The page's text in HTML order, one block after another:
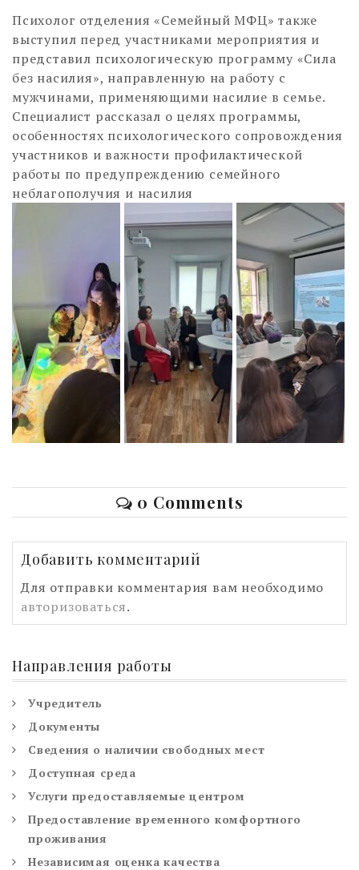
Психолог отделения «Семейный МФЦ» также
выступил перед участниками мероприятия и
представил психологическую программу «Сила
без насилия», направленную на работу с
мужчинами, применяющими насилие в семье.
Специалист рассказал о целях программы,
особенностях психологического сопровождения
участников и важности профилактической
работы по предупреждению семейного
неблагополучия и насилия
0 Comments
Добавить комментарий
Для отправки комментария вам необходимо
авторизоваться.
Направления работы
Учредитель
Документы
Сведения о наличии свободных мест
Доступная среда
Услуги предоставляемые центром
Предоставление временного комфортного
проживания
Независимая оценка качества